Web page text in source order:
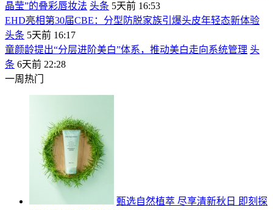
晶莹”的叠彩唇妆法 头条 5天前 16:53
EHD亮相第30届CBE：分型防脱家族引爆头皮年轻态新体验
头条 5天前 16:17
童颜龄提出“分层进阶美白”体系，推动美白走向系统管理 头
条 6天前 22:28
一周热门
甄选自然植萃 尽享清新秋日 即刻探